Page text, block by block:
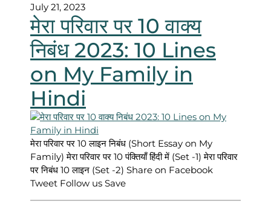
July 21, 2023
मेरा परिवार पर 10 वाक्य
निबंध 2023: 10 Lines
on My Family in
Hindi
मेरा परिवार पर 10 लाइन निबंध (Short Essay on My
Family) मेरा परिवार पर 10 पंक्तियाँ हिंदी में (Set -1) मेरा परिवार
पर निबंध 10 लाइन (Set -2) Share on Facebook
Tweet Follow us Save